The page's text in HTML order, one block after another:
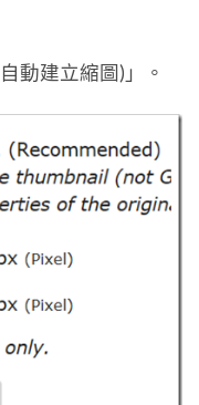
動建立縮圖)」。